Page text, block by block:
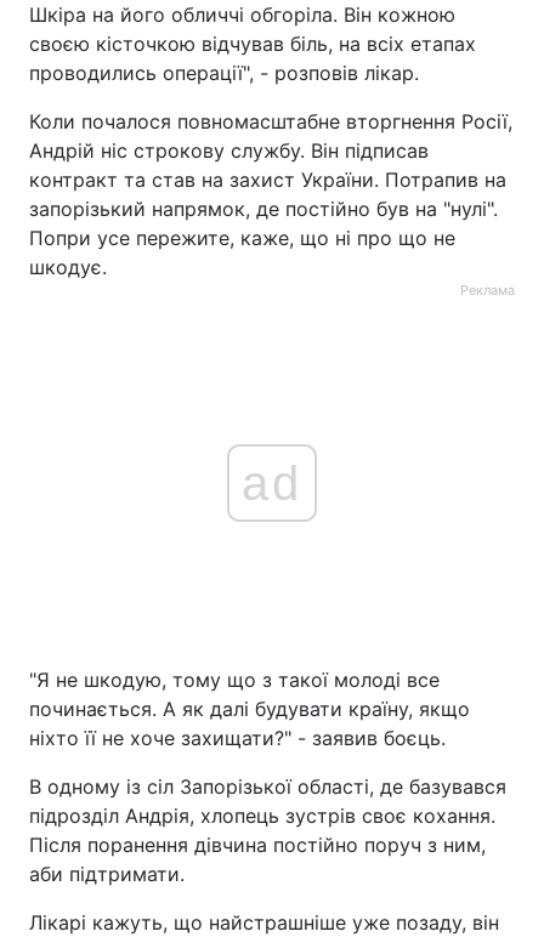
Шкіра на його обличчі обгоріла. Він кожною
своєю кісточкою відчував біль, на всіх етапах
проводились операції", - розповів лікар.
Коли почалося повномасштабне вторгнення Росії,
Андрій ніс строкову службу. Він підписав
контракт та став на захист України. Потрапив на
запорізький напрямок, де постійно був на "нулі".
Попри усе пережите, каже, що ні про що не
шкодує.
Реклама
ad
"Я не шкодую, тому що з такої молоді все
починається. А як далі будувати країну, якщо
ніхто її не хоче захищати?" - заявив боєць.
В одному із сіл Запорізької області, де базувався
підрозділ Андрія, хлопець зустрів своє кохання.
Після поранення дівчина постійно поруч з ним,
аби підтримати.
Лікарі кажуть, що найстрашніше уже позаду, він